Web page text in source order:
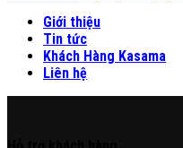
Giới thiệu
Tin tức
Khách Hàng Kasama
Liên hệ